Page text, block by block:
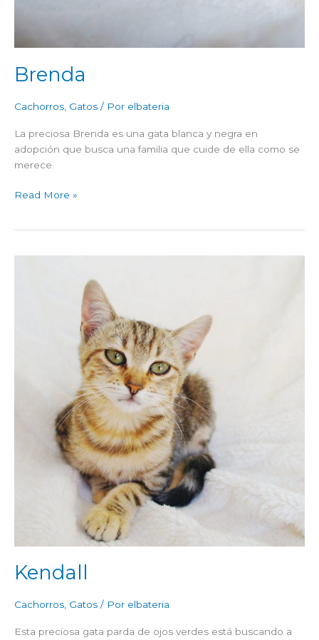
Brenda
Cachorros Gatos / Por elbateria
La preciosa Brenda es una gata blanca y negra en
adopción que busca una familia que cuide de ella como se
merece.
Read More »
Kendall
Cachorros Gatos / Por elbateria
Esta preciosa gata parda de ojos verdes está buscando a